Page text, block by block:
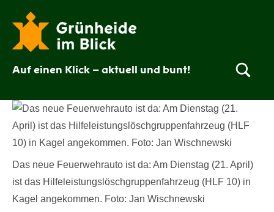
Inhalt
springen
Grünheide
im
Blick
Auf einen Klick – aktuell und bunt!
Das neue Feuerwehrauto ist da: Am Dienstag (21. April)
ist das Hilfeleistungslöschgruppenfahrzeug (HLF 10) in
Kagel angekommen. Foto: Jan Wischnewski